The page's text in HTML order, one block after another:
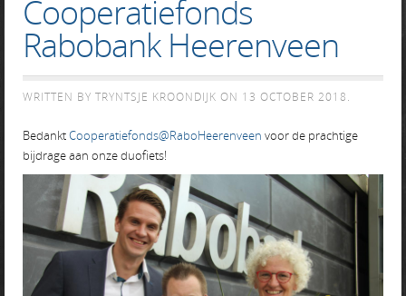
Cooperatiefonds
Rabobank Heerenveen
WRITTEN BY TRYNTSJE KROONDIJK ON 13 OCTOBER 2018.
BedanktCooperatiefonds@RaboHeerenveen voor de prachtige
bijdrage aan onze duofiets!